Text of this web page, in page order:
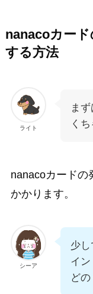
nanacoカード
する方法
ライト
ま
くち
nanacoカードの
かかります。
シーア
少
イン
ど